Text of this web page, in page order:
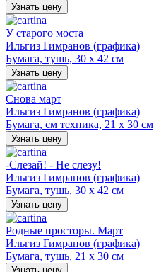
Узнать цену
У старого моста
Ильгиз Гимранов (графика)
Бумага, тушь, 30 х 42 см
Узнать цену
Снова март
Ильгиз Гимранов (графика)
Бумага, см техника, 21 х 30 см
Узнать цену
-Слезай! - Не слезу!
Ильгиз Гимранов (графика)
Бумага, тушь, 30 х 42 см
Узнать цену
Родные просторы. Март
Ильгиз Гимранов (графика)
Бумага, тушь, 21 х 30 см